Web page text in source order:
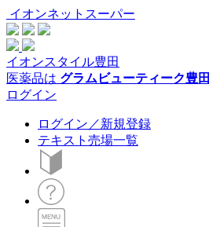
イオンネットスーパー
イオンスタイル豊田
医薬品は グラムビューティーク豊田
ログイン
ログイン／新規登録
テキスト売場一覧